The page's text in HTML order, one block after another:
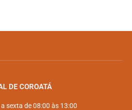
DE COROATÁ
sexta de 08:00 às 13:00